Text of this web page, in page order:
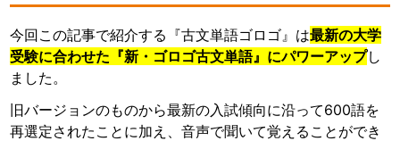
今回この記事で紹介する『古文単語ゴロゴ』は最新の大学
受験に合わせた『新・ゴロゴ古文単語』にパワーアップし
ました。
旧バージョンのものから最新の入試傾向に沿って600語を
再選定されたことに加え、音声で聞いて覚えることができ